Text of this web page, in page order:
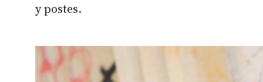
y postes.